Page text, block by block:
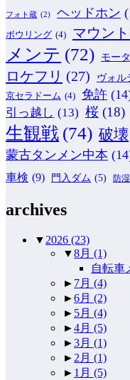
フォト蔵 (2) ヘッドホン
ボウリング (4) マウン
メンテ (72) モー
ロケフリ (27) ヴォル
京セラドーム (4) 免許
引っ越し (13) 桜 (18)
生観戦 (74) 破壊
蒙古タンメン中本
車検 (9) 門入ダム (5) 防
archives
▼ 2026 (23)
▼8月 (1)
自転車
► 7月 (4)
►6月 (2)
► 5月 (4)
►4月 (5)
►3月 (1)
► 2月 (1)
► 1月 (5)